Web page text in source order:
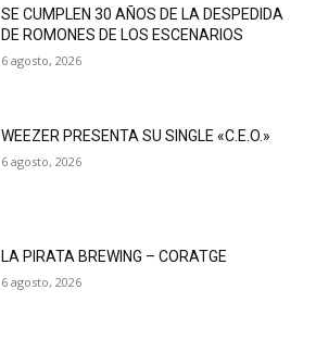
SE CUMPLEN 30 AÑOS DE LA DESPEDIDA
DE ROMONES DE LOS ESCENARIOS
6 agosto, 2026
WEEZER PRESENTA SU SINGLE «C.E.O.»
6 agosto, 2026
LA PIRATA BREWING – CORATGE
6 agosto, 2026